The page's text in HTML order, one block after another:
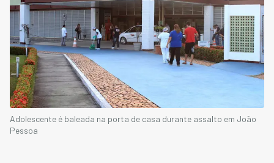
Adolescente é baleada na porta de casa durante assalto em João
Pessoa